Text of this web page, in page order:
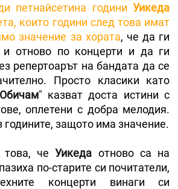
петнайсетина годиниУикеда
които години след това имат
значение за хората, че да ги
и отново по концерти и да ги
репертоарът на бандата да се
Просто класики като
Обичам" казват доста истини с
оплетени с добра мелодия.
годините, защото има значение.
това, чеУикеда отново са на
по-старите си почитатели,
концерти винаги си